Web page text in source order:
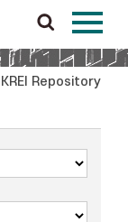
KREI Repository